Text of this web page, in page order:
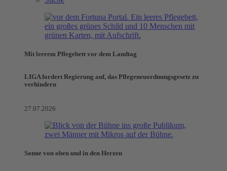
Mit leerem Pflegebett vor dem Landtag
LIGA fordert Regierung auf, das Pflegeneuordnungsgesetz zu
verhindern
27.07.2026
Sonne von oben und in den Herzen